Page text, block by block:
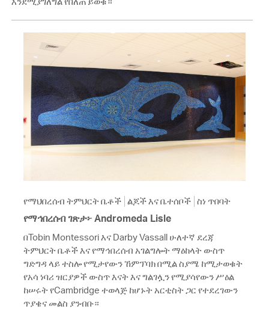
የማህበረሰብ ትምህርት ቤቶች ልጆች እና ቤተሰቦች ስነ ጥበባት
የማኅበረሰብ ገጽታ፦ Andromeda Lisle
በTobin Montessori እና Darby Vassall ሁለተኛ ደረጃ
ትምህርት ቤቶች እና የማኅበረሰብ አገልግሎት ማዕከላት ውስጥ
ግድግዳ ላይ ተስሎ የሚታየውን ኸምፕባክ በሚል ስያሜ ከሚታወቁት
የአሳ ነባሪ ዝርያዎች ውስጥ እናት እና ግልገሏን የሚያሳየውን ሥዕል
ከሠሩት የCambridge ተወላጅ ከሆኑት አርቲስት ጋር የተደረገውን
ጥያቄና መልስ ያንብቡ።